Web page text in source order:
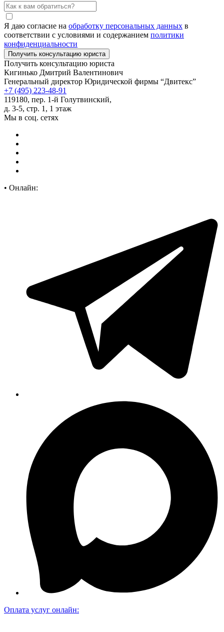
Я даю согласие на обработку персональных данных в
соответствии с условиями и содержанием политики
конфиденциальности
Получить консультацию юриста
Кигинько Дмитрий Валентинович
Генеральный директор Юридической фирмы “Двитекс”
+7 (495) 223-48-91
119180, пер. 1-й Голутвинский,
д. 3-5, стр. 1, 1 этаж
Мы в соц. сетях
• Онлайн:
Оплата услуг онлайн: